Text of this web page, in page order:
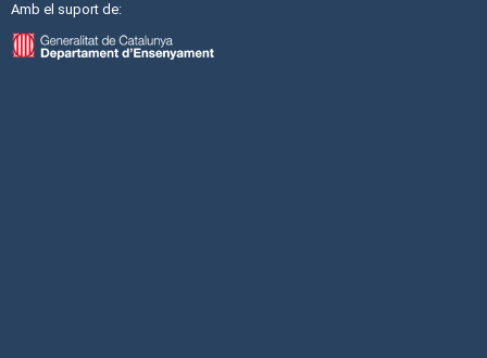
Amb el suport de: